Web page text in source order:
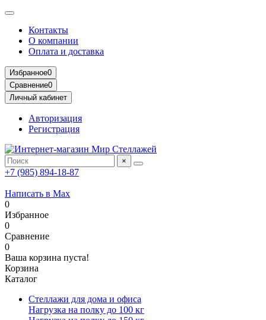
Контакты
О компании
Оплата и доставка
Избранное0
Сравнение0
Личный кабинет
Авторизация
Регистрация
×
+7 (985) 894-18-87
Написать в Max
0
Избранное
0
Сравнение
0
Ваша корзина пуста!
Корзина
Каталог
Стеллажи для дома и офиса
Нагрузка на полку до 100 кг